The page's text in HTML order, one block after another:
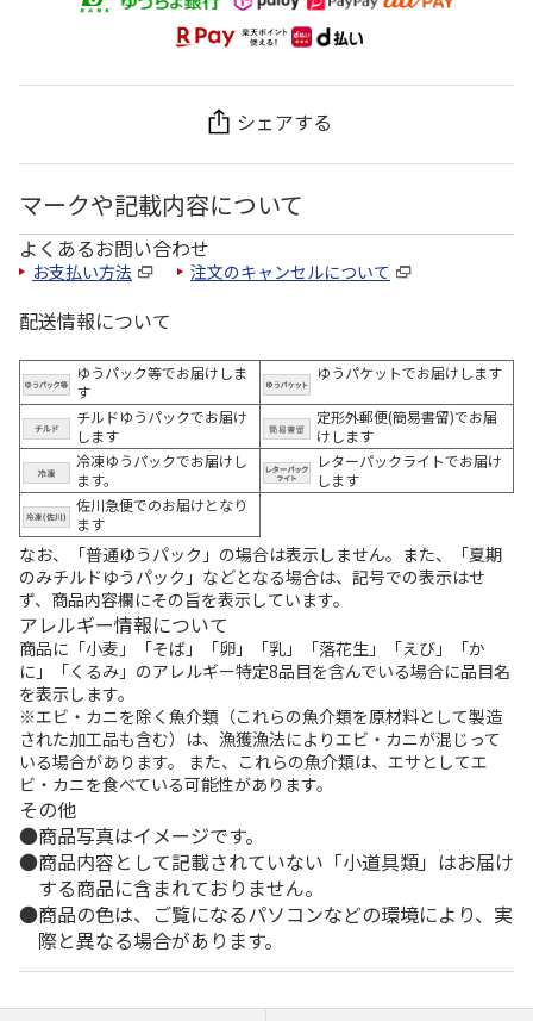
シェアする
マークや記載内容について
よくあるお問い合わせ
お支払い方法 注文のキャンセルについて
配送情報について
ゆうパック等でお届けしま
す
ゆうパケットでお届けします
チルドゆうパックでお届け
します
定形外郵便(簡易書留)でお届
けします
冷凍ゆうパックでお届けし
ます。
レターパックライトでお届け
します
佐川急便でのお届けとなり
ます
なお、「普通ゆうパック」の場合は表示しません。また、「夏期
のみチルドゆうパック」などとなる場合は、記号での表示はせ
ず、商品内容欄にその旨を表示しています。
アレルギー情報について
商品に「小麦」「そば」「卵」「乳」「落花生」「えび」「か
に」「くるみ」のアレルギー特定8品目を含んでいる場合に品目名
を表示します。
※エビ・カニを除く魚介類（これらの魚介類を原材料として製造
された加工品も含む）は、漁獲漁法によりエビ・カニが混じって
いる場合があります。 また、これらの魚介類は、エサとしてエ
ビ・カニを食べている可能性があります。
その他
商品写真はイメージです。
商品内容として記載されていない「小道具類」はお届け
する商品に含まれておりません。
商品の色は、ご覧になるパソコンなどの環境により、実
際と異なる場合があります。